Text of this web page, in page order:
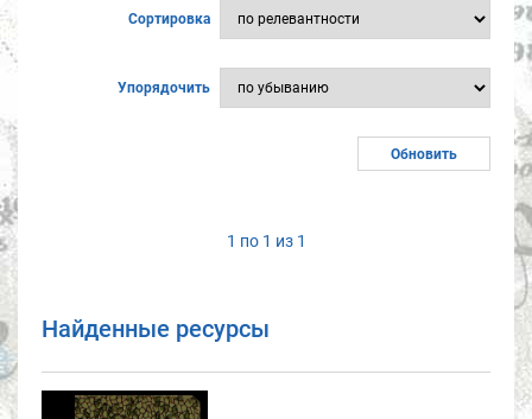
Сортировка
Упорядочить
1 по 1 из 1
Найденные ресурсы